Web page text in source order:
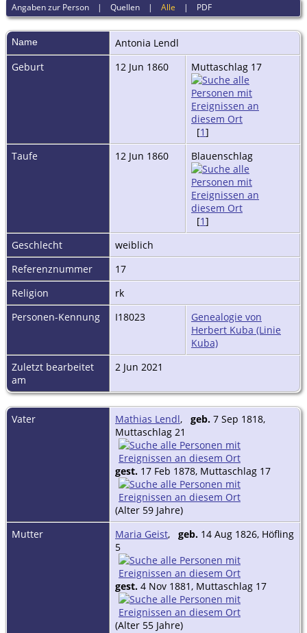
Angaben zur Person |Quellen |Alle | PDF
Name Antonia Lendl
Geburt
12 Jun 1860 Muttaschlag 17
[1]
Taufe
12 Jun 1860 Blauenschlag
[1]
Geschlecht
weiblich
Referenznummer
17
Religion
rk
Personen-Kennung
I18023
Genealogie von
Herbert Kuba (Linie
Kuba)
Zuletzt bearbeitet
am
2 Jun 2021
Vater Mathias Lendl, geb. 7 Sep 1818,
Muttaschlag 21
gest. 17 Feb 1878, Muttaschlag 17
(Alter 59 Jahre)
Mutter
Maria Geist, geb. 14 Aug 1826, Höfling
5
gest. 4 Nov 1881, Muttaschlag 17
(Alter 55 Jahre)